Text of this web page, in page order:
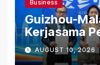
Business
Guizhou-
Kerjasama
Rentas
Pasaran
AUGUST 10, 2026